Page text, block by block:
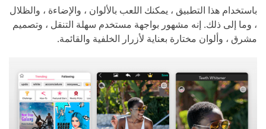
باستخدام هذا التطبيق ، يمكنك اللعب بالألوان ، والإضاءة ، والظلال
، وما إلى ذلك. إنه مشهور بواجهة مستخدم سهلة التنقل ، وتصميم
مشرق ، وألوان مختارة بعناية لأزرار الخلفية والقائمة.